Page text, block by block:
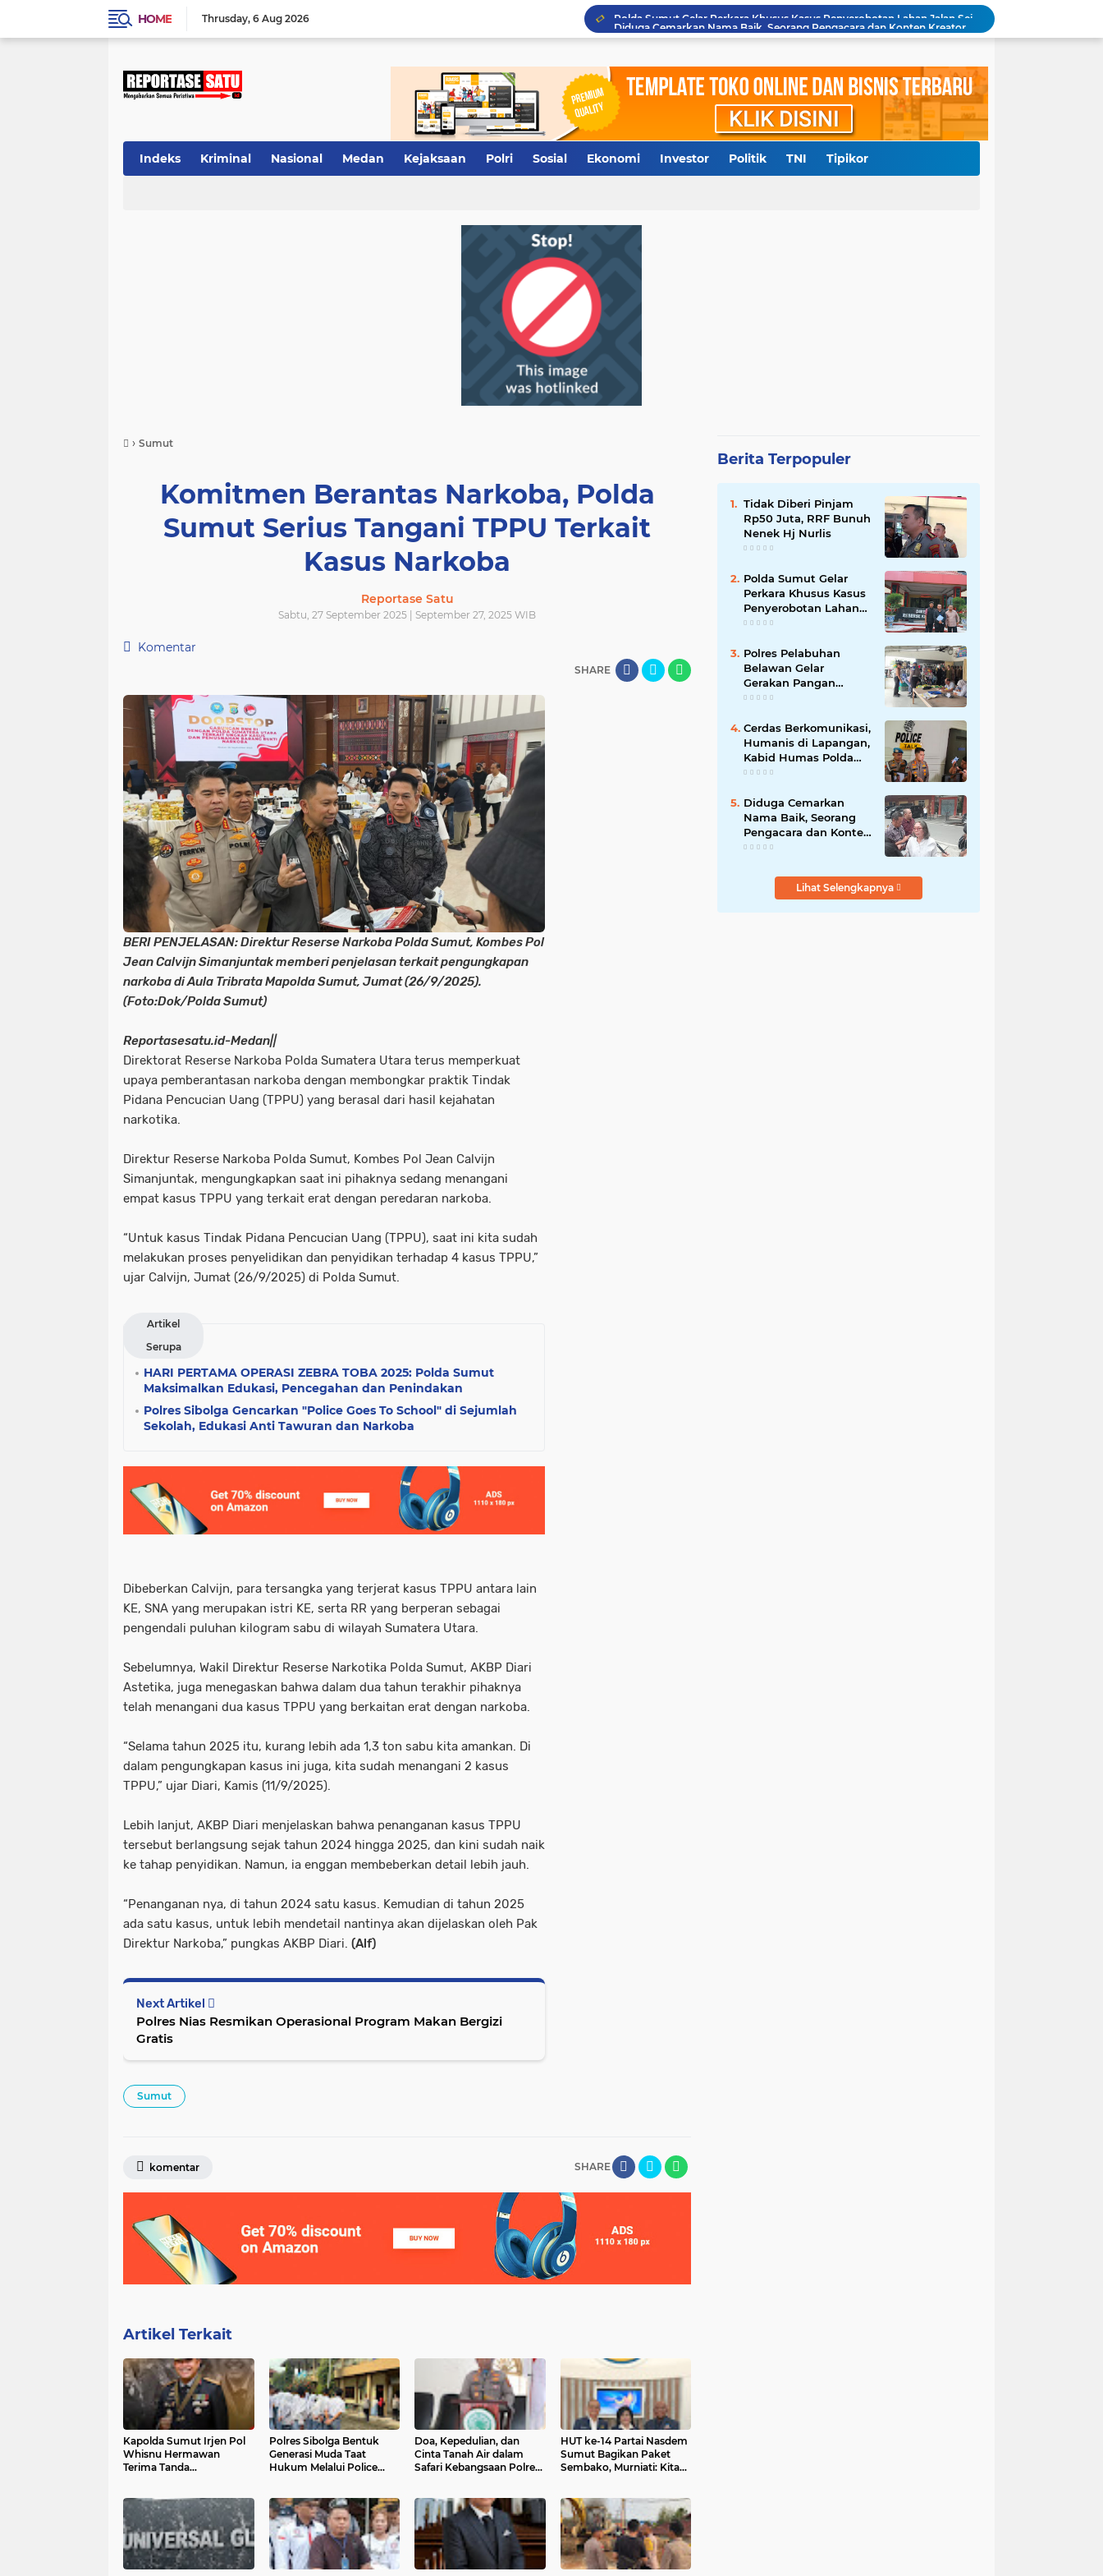
HOME Thrusday 6 Aug 2026
Diduga Cemarkan Nama Baik, Seorang Pengacara dan Konten Kreator Dilaporkan ke Polrestabes Medan
Polresta Deliserdang Tangkap Dua Laki-laki Pelaku Penyalahgunaan Narkoba
Antisipasi Antrean Panjang, Polresta Deliserdang Gatur di Sejumlah SPBU
Aliansi Masyarakat Batak Kota Medan Laporkan Pemilik Akun Hina Suku Batak ke Polda Sumut
Diduga Langgar Putusan MA, Warga Dairi dan Kelompok Masyarakat Sipil Kecam Keras Terbitnya SKKL PT DPM
Polresta Deliserdang Tangkap 3 Kurir, Amankan 53 Kg Lebih Sabu
Tidak Diberi Pinjam Rp50 Juta, RRF Bunuh Nenek Hj Nurlis
Indeks Kriminal Nasional Medan Kejaksaan Polri Sosial Ekonomi Investor Politik TNI Tipikor
› Sumut
Komitmen Berantas Narkoba, Polda
Sumut Serius Tangani TPPU Terkait
Kasus Narkoba
Reportase Satu
Sabtu, 27 September 2025 | September 27, 2025 WIB
Komentar
SHARE
BERI PENJELASAN: Direktur Reserse Narkoba Polda Sumut, Kombes Pol
Jean Calvijn Simanjuntak memberi penjelasan terkait pengungkapan
narkoba di Aula Tribrata Mapolda Sumut, Jumat (26/9/2025).
(Foto:Dok/Polda Sumut)
Reportasesatu.id-Medan||
Direktorat Reserse Narkoba Polda Sumatera Utara terus memperkuat
upaya pemberantasan narkoba dengan membongkar praktik Tindak
Pidana Pencucian Uang (TPPU) yang berasal dari hasil kejahatan
narkotika.
Direktur Reserse Narkoba Polda Sumut, Kombes Pol Jean Calvijn
Simanjuntak, mengungkapkan saat ini pihaknya sedang menangani
empat kasus TPPU yang terkait erat dengan peredaran narkoba.
“Untuk kasus Tindak Pidana Pencucian Uang (TPPU), saat ini kita sudah
melakukan proses penyelidikan dan penyidikan terhadap 4 kasus TPPU,”
ujar Calvijn, Jumat (26/9/2025) di Polda Sumut.
Artikel
Serupa
HARI PERTAMA OPERASI ZEBRA TOBA 2025: Polda Sumut
Maksimalkan Edukasi, Pencegahan dan Penindakan
Polres Sibolga Gencarkan "Police Goes To School" di Sejumlah
Sekolah, Edukasi Anti Tawuran dan Narkoba
Dibeberkan Calvijn, para tersangka yang terjerat kasus TPPU antara lain
KE, SNA yang merupakan istri KE, serta RR yang berperan sebagai
pengendali puluhan kilogram sabu di wilayah Sumatera Utara.
Sebelumnya, Wakil Direktur Reserse Narkotika Polda Sumut, AKBP Diari
Astetika, juga menegaskan bahwa dalam dua tahun terakhir pihaknya
telah menangani dua kasus TPPU yang berkaitan erat dengan narkoba.
“Selama tahun 2025 itu, kurang lebih ada 1,3 ton sabu kita amankan. Di
dalam pengungkapan kasus ini juga, kita sudah menangani 2 kasus
TPPU,” ujar Diari, Kamis (11/9/2025).
Lebih lanjut, AKBP Diari menjelaskan bahwa penanganan kasus TPPU
tersebut berlangsung sejak tahun 2024 hingga 2025, dan kini sudah naik
ke tahap penyidikan. Namun, ia enggan membeberkan detail lebih jauh.
“Penanganan nya, di tahun 2024 satu kasus. Kemudian di tahun 2025
ada satu kasus, untuk lebih mendetail nantinya akan dijelaskan oleh Pak
Direktur Narkoba,” pungkas AKBP Diari. (Alf)
Next Artikel
Polres Nias Resmikan Operasional Program Makan Bergizi
Gratis
Sumut
SHARE
komentar
Artikel Terkait
Kapolda Sumut Irjen Pol
Whisnu Hermawan
Terima Tanda
dari Kapolri
Polres Sibolga Bentuk
Generasi Muda Taat
Hukum Melalui Police
Doa, Kepedulian, dan
Cinta Tanah Air dalam
Safari Kebangsaan Polres
HUT ke-14 Partai Nasdem
Sumut Bagikan Paket
Sembako, Murniati: Kita
Berita Terpopuler
Tidak Diberi Pinjam
Rp50 Juta, RRF Bunuh
Nenek Hj Nurlis
Polda Sumut Gelar
Perkara Khusus Kasus
Penyerobotan Lahan
Jalan Sei Belutu,
Minta Kasus
Dilanjutkan
Polres Pelabuhan
Belawan Gelar
Gerakan Pangan
Murah Polri, Jual 3 Ton
Cerdas Berkomunikasi,
Humanis di Lapangan,
Kabid Humas Polda
Sumut Tanamkan
Siswa SPN Hinai
Diduga Cemarkan
Nama Baik, Seorang
Pengacara dan Konten
Kreator Dilaporkan ke
Lihat Selengkapnya